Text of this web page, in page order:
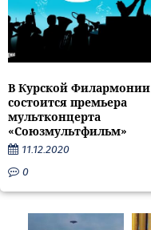
В Курской Филармонии
состоится премьера
мультконцерта
«Союзмультфильм»
11.12.2020
0